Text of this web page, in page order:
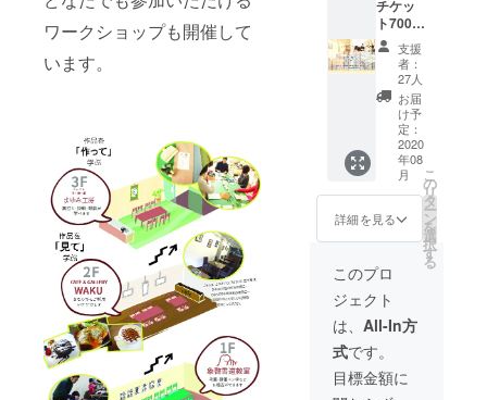
ワークショップも開催して
います。
ます。
約４㎝
素
材：千
代紙、
竹ひ
ご、麻
タンド
サイ
ズ：約
17.5㎝×
素
材：
ひご、
針金、
糸 ※色
柄は選
べませ
ん。 ※
一点ず
無地の
ミニ掛
け軸の
販売を
してお
ります
が、今
回はク
ラファ
ン限定
で「あ
う」と
ご購入
いた方
への感
謝の気
持ちを
枚、手
書きで
書いた
ちらの
商品
は、静
岡焼津
市の鰹
節メー
カー(株)
新丸正
さんの
人気商
品『だ
し醤油
の素』
ケージ
書道教
室 代表
福永象
啓が担
当。
●「ひと
より苦
境に立
つ店舗
を応援
できる
前払い
式のチ
ケット
です。
店舗の
営業再
開時以
降に象
CAFE&
GALLE
RYと
3F 工房
共通で
使用で
きる割
引利用
チケッ
ト7000
円分と
感謝の
気持ち
を手紙
でお届
らいチ
ケット
とは 料
金(カ
フェ/飲
食代、
工房/
ワーク
ショッ
プ参加
費・
グッズ
購入代)
の先払
いをす
支援
者：
27人
お届
け予
定：
2020
年08
月
詳細を見る
こ
の
リ
タ
ー
ン
を
選
択
す
る
このプロ
ジェクト
は、 All-In方
式です。
目標金額に